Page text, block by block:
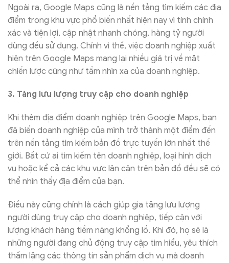
Ngoài ra, Google Maps cũng là nền tảng tìm kiếm các địa
điểm trong khu vực phổ biến nhất hiện nay vì tính chính
xác và tiện lợi, cập nhật nhanh chóng, hàng tỷ người
dùng đều sử dụng. Chính vì thế, việc doanh nghiệp xuất
hiện trên Google Maps mang lại nhiều giá trị về mặt
chiến lược cũng như tầm nhìn xa của doanh nghiệp.
3. Tăng lưu lượng truy cập cho doanh nghiệp
Khi thêm địa điểm doanh nghiệp trên Google Maps, bạn
đã biến doanh nghiệp của mình trở thành một điểm đến
trên nền tảng tìm kiếm bản đồ trực tuyến lớn nhất thế
giới. Bất cứ ai tìm kiếm tên doanh nghiệp, loại hình dịch
vụ hoặc kể cả các khu vực lân cận trên bản đồ đều sẽ có
thể nhìn thấy địa điểm của bạn.
Điều này cũng chính là cách giúp gia tăng lưu lượng
người dùng truy cập cho doanh nghiệp, tiếp cận với
lượng khách hàng tiềm năng khổng lồ. Khi đó, họ sẽ là
những người đang chủ động truy cập tìm hiểu, yêu thích
thầm lặng các thông tin sản phẩm dịch vụ mà doanh